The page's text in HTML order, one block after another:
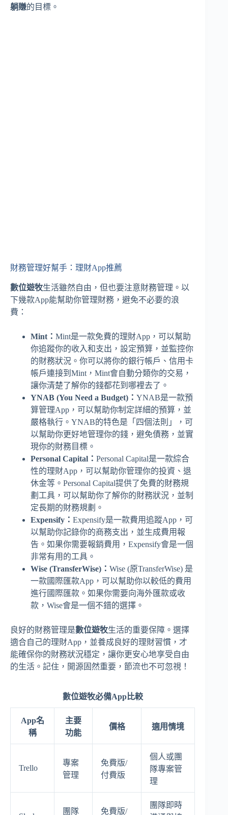
躺賺的目標。
財務管理好幫手：理財App推薦
數位遊牧生活雖然自由，但也要注意財務管理。以
下幾款App能幫助你管理財務，避免不必要的浪
費：
Mint： Mint是一款免費的理財App，可以幫助
你追蹤你的收入和支出，設定預算，並監控你
的財務狀況。你可以將你的銀行帳戶、信用卡
帳戶連接到Mint，Mint會自動分類你的交易，
讓你清楚了解你的錢都花到哪裡去了。
YNAB (You Need a Budget)： YNAB是一款預
算管理App，可以幫助你制定詳細的預算，並
嚴格執行。YNAB的特色是「四個法則」，可
以幫助你更好地管理你的錢，避免債務，並實
現你的財務目標。
Personal Capital： Personal Capital是一款綜合
性的理財App，可以幫助你管理你的投資、退
休金等。Personal Capital提供了免費的財務規
劃工具，可以幫助你了解你的財務狀況，並制
定長期的財務規劃。
Expensify： Expensify是一款費用追蹤App，可
以幫助你記錄你的商務支出，並生成費用報
告。如果你需要報銷費用，Expensify會是一個
非常有用的工具。
Wise (TransferWise)： Wise (原TransferWise) 是
一款國際匯款App，可以幫助你以較低的費用
進行國際匯款。如果你需要向海外匯款或收
款，Wise會是一個不錯的選擇。
良好的財務管理是數位遊牧生活的重要保障。選擇
適合自己的理財App，並養成良好的理財習慣，才
能確保你的財務狀況穩定，讓你更安心地享受自由
的生活。記住，開源固然重要，節流也不可忽視！
數位遊牧必備App比較
App名
稱
主要
功能
價格 適用情境
Trello
專案
管理
免費版/
付費版
個人或團
隊專案管
理
團隊 免費版/
團隊即時